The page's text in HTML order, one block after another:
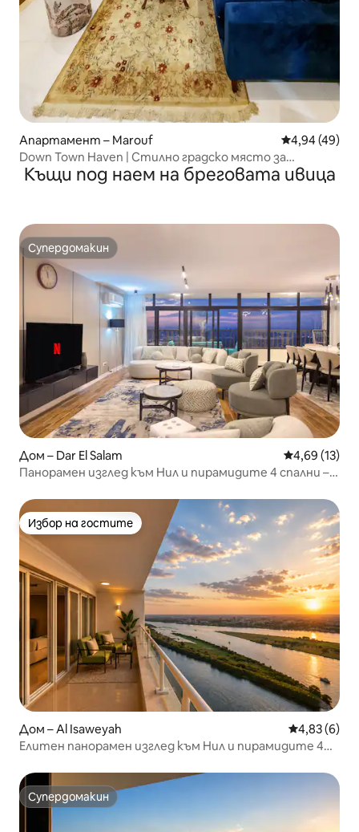
Апартамент – Marouf Средна
4,94 (49)
Down Town Haven | Стилно градско място за
престой
Къщи под наем на бреговата ивица
Супердомакин
Супердомакин
Дом – Dar El Salam Средна
4,69 (13)
Панорамен изглед към Нил и пирамидите 4 спални –
Избор на гостите
Избор на гостите
Дом – Al Isaweyah Средна
4,83 (6)
Елитен панорамен изглед към Нил и пирамидите 4
Супердомакин
Супердомакин